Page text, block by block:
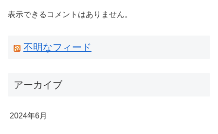
表示できるコメントはありません。
不明なフィード
アーカイブ
2024年6月